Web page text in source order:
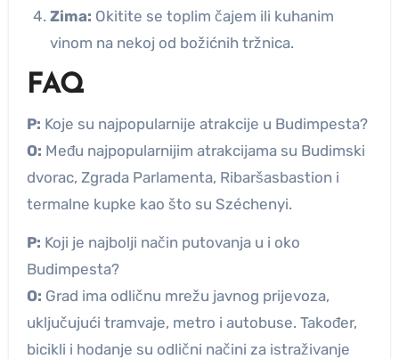
Zima: Okitite se toplim čajem ili kuhanim
vinom na nekoj od božićnih tržnica.
FAQ
P: Koje su najpopularnije atrakcije u Budimpesta?
O: Među najpopularnijim atrakcijama su Budimski
dvorac, Zgrada Parlamenta, Ribaršasbastion i
termalne kupke kao što su Széchenyi.
P: Koji je najbolji način putovanja u i oko
Budimpesta?
O: Grad ima odličnu mrežu javnog prijevoza,
uključujući tramvaje, metro i autobuse. Također,
bicikli i hodanje su odlični načini za istraživanje